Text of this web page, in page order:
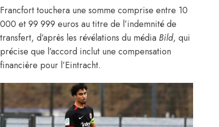
Francfort touchera une somme comprise entre 10
000 et 99 999 euros au titre de l’indemnité de
transfert, d’après les révélations du média Bild, qui
précise que l’accord inclut une compensation
financière pour l’Eintracht.